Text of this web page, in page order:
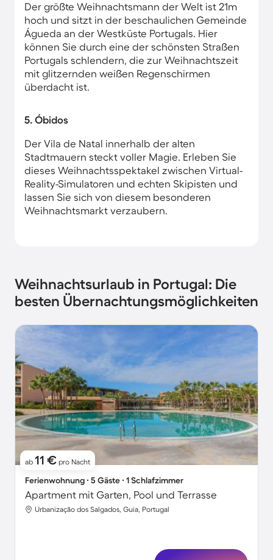
Der größte Weihnachtsmann der Welt ist 21m
hoch und sitzt in der beschaulichen Gemeinde
Águeda ​an der Westküste Portugals. Hier
können Sie durch eine der schönsten Straßen
Portugals schlendern, die zur Weihnachtszeit
mit glitzernden weißen Regenschirmen
überdacht ist.
5. Óbidos
Der Vila de Natal innerhalb der alten
Stadtmauern steckt voller Magie. Erleben Sie
dieses Weihnachtsspektakel zwischen Virtual-
Reality-Simulatoren und echten Skipisten und
lassen Sie sich von diesem besonderen
Weihnachtsmarkt verzaubern.
Weihnachtsurlaub in Portugal: Die
besten Übernachtungsmöglichkeiten
ab 11 € pro Nacht
Ferienwohnung ∙ 5 Gäste ∙ 1 Schlafzimmer
Apartment mit Garten, Pool und Terrasse
Urbanização dos Salgados, Guia, Portugal